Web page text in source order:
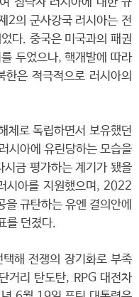
2의 군사강국 러시아는 전
다. 중국은 미국과의 패권
두었으나, 핵개발에 따라
한은 적극적으로 러시아의
체로 독립하면서 보유했던
시아에 유린당하는 모습을
금 평가하는 계기가 됐을
시아를 지원했으며, 2022
규탄하는 유엔 결의안에
를 던졌다.
해 전쟁의 장기화로 부족
리 탄도탄, RPG 대전차